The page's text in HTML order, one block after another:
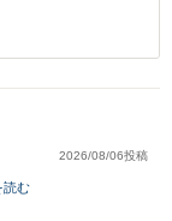
2026/08/06投稿
読む